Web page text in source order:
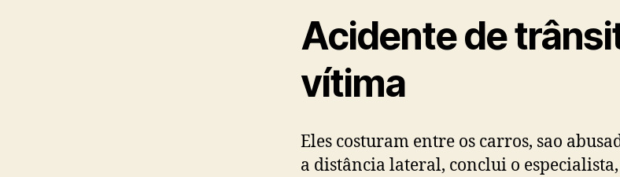
Acidente de
vítima
Eles costuram entre os carros, sao
a distância lateral, conclui o